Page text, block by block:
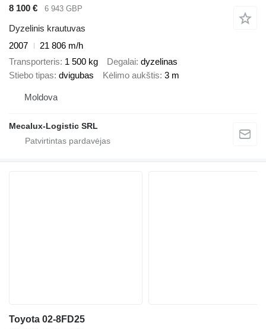
8 100 € 6 943 GBP
Dyzelinis krautuvas
2007
21 806 m/h
Transporteris 1 500 kg Degalai dyzelinas
Stiebo tipas dvigubas Kėlimo aukštis 3 m
Moldova
Mecalux-Logistic SRL
Toyota 02-8FD25